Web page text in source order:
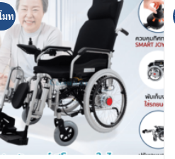
มท